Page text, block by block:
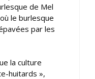
de Mel
le burlesque
par les
la culture
huitards »,